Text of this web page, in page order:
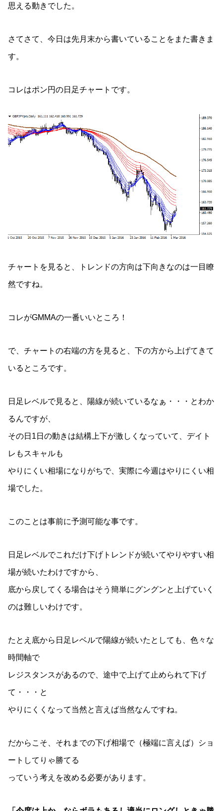
思える動きでした。
さてさて、今日は先月末から書いていることをまた書きま
す。
コレはポン円の日足チャートです。
チャートを見ると、トレンドの方向は下向きなのは一目瞭
然ですね。
コレがGMMAの一番いいところ！
で、チャートの右端の方を見ると、下の方から上げてきて
いるところです。
日足レベルで見ると、陽線が続いているなぁ・・・とわか
るんですが、
その日1日の動きは結構上下が激しくなっていて、デイト
レもスキャルも
やりにくい相場になりがちで、実際に今週はやりにくい相
場でした。
このことは事前に予測可能な事です。
日足レベルでこれだけ下げトレンドが続いてやりやすい相
場が続いたわけですから、
底から戻してくる場合はそう簡単にグングンと上げていく
のは難しいわけです。
たとえ底から日足レベルで陽線が続いたとしても、色々な
時間軸で
レジスタンスがあるので、途中で上げて止められて下げ
て・・・と
やりにくくなって当然と言えば当然なんですね。
だからこそ、それまでの下げ相場で（極端に言えば）ショ
ートしてりゃ勝てる
っていう考えを改める必要があります。